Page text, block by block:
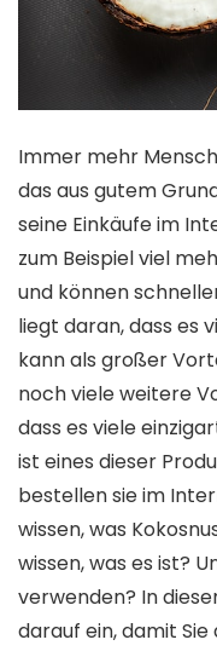
Immer mehr
das aus gutem
seine Einkäufe im
zum Beispiel viel
und können
liegt daran, dass es
kann als großer
noch viele weitere
dass es viele
ist eines dieser
bestellen sie im
wissen, was
wissen, was es ist?
verwenden? In
darauf ein, damit